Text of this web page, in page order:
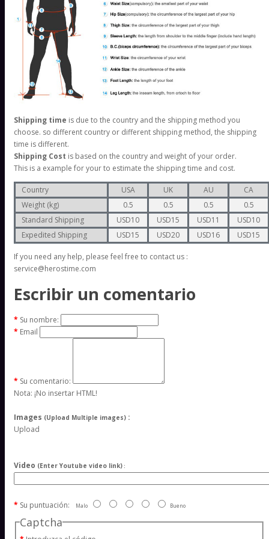
Shipping time is due to the country and the shipping method you
choose. so different country or different shipping method, the shipping
time is different.
Shipping Cost is based on the country and weight of your order.
This is a example for your to estimate the shipping time and cost.
Country USA UK AU
CA
Weight (kg)
0.5 0.5 0.5
0.5
Standard Shipping
USD10 USD15 USD11
USD10
Expedited Shipping
USD15 USD20 USD16 USD15
If you need any help, please feel free to contact us :
service@herostime.com
Escribir un comentario
Su nombre:
Email
Su comentario:
Nota: ¡No insertar HTML!
Images (Upload Multiple images) :
Upload
Video (Enter Youtube video link) :
Su puntuación: Malo Bueno
Captcha